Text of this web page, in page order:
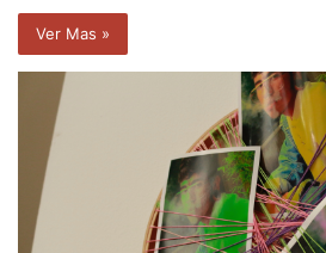
Ver Mas »